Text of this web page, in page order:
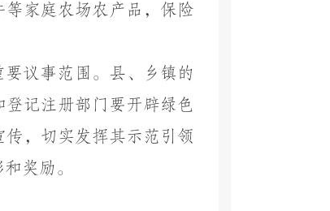
家庭农场农产品，保险
议事范围。县、乡镇的
记注册部门要开辟绿色
，切实发挥其示范引领
奖励。